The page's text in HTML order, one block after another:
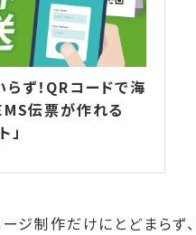
ず！QRコードで海
伝票が作れる
」
ジ制作だけにとどまらず、